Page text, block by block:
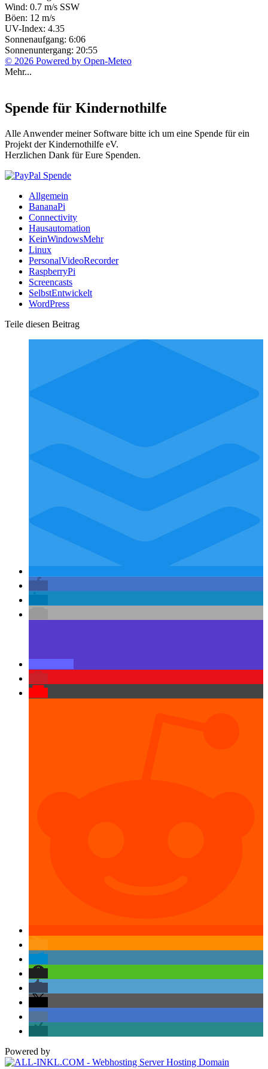
Wind: 0.7 m/s SSW
Böen: 12 m/s
UV-Index: 4.35
Sonnenaufgang: 6:06
Sonnenuntergang: 20:55
© 2026 Powered by Open-Meteo
Mehr...
Spende für Kindernothilfe
Alle Anwender meiner Software bitte ich um eine Spende für ein
Projekt der Kindernothilfe eV.
Herzlichen Dank für Eure Spenden.
Allgemein
BananaPi
Connectivity
Hausautomation
KeinWindowsMehr
Linux
PersonalVideoRecorder
RaspberryPi
Screencasts
SelbstEntwickelt
WordPress
Teile diesen Beitrag
Powered by